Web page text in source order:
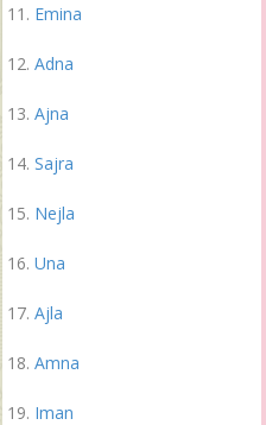
Emina
Adna
Ajna
Sajra
Nejla
Una
Ajla
Amna
Iman